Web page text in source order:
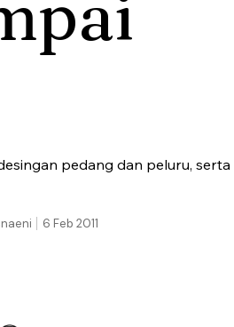
pedang dan peluru,
6 Feb 2011